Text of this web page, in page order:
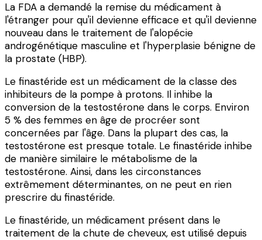
La FDA a demandé la remise du médicament à
l'étranger pour qu'il devienne efficace et qu'il devienne
nouveau dans le traitement de l'alopécie
androgénétique masculine et l'hyperplasie bénigne de
la prostate (HBP).
Le finastéride est un médicament de la classe des
inhibiteurs de la pompe à protons. Il inhibe la
conversion de la testostérone dans le corps. Environ
5 % des femmes en âge de procréer sont
concernées par l'âge. Dans la plupart des cas, la
testostérone est presque totale. Le finastéride inhibe
de manière similaire le métabolisme de la
testostérone. Ainsi, dans les circonstances
extrêmement déterminantes, on ne peut en rien
prescrire du finastéride.
Le finastéride, un médicament présent dans le
traitement de la chute de cheveux, est utilisé depuis